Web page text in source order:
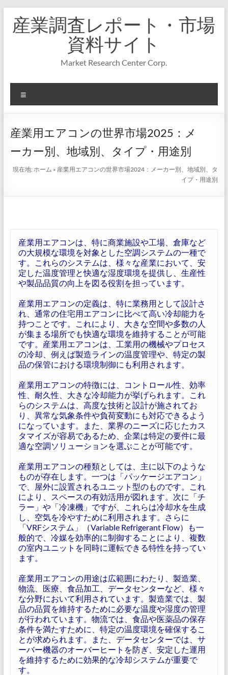
キ
プ
産業調査レポート・市場
資料サイト
Market Research Center Corp.
ニ
ー
産業用エアコンの世界市場2025：メ
ーカー別、地域別、タイプ・用途別
現在地:ホーム » 産業用エアコンの世界市場2024：メーカー別、地域別、タ
イプ・用途別
産業用エアコンは、特に商業施設や工場、倉庫など
の大規模な環境を対象とした空調システムの一種で
す。これらのシステムは、様々な産業において、安
定した温度管理と快適な湿度環境を提供し、生産性
や製品品質の向上を図る役割を担っています。
産業用エアコンの定義は、特に業務用として設計さ
れ、通常の住宅用エアコンに比べて高い冷却能力を
持つことです。これにより、大きな空間や多数の人
が集まる場所でも快適な環境を維持することが可能
です。産業用エアコンは、工業用の機械やプロセス
の冷却、例えば製造ラインの温度管理や、特定の製
品の保管における環境制御にも利用されます。
産業用エアコンの特徴には、コントロール性、効率
性、耐久性、大きな冷却能力が挙げられます。これ
らのシステムは、高度な技術と設計が施されてお
り、異常な気象条件や負荷変動にも対応できるよう
になっています。また、業界のニーズに応じたカス
タマイズが容易であるため、企業は特定の要件に最
適な空調ソリューションを選ぶことが可能です。
産業用エアコンの種類としては、主に以下のような
ものが存在します。一つは「パッケージエアコン」
で、屋外に設置されるユニット型のものです。これ
により、スペースの有効活用が図れます。次に「チ
ラー」や「冷凍機」ですが、これらは冷却水を生成
し、空気を冷やすために利用されます。さらに
「VRFシステム」（Variable Refrigerant Flow）も一
般的で、冷媒を効率的に制御することにより、複数
の室内ユニットを同時に運転できる特性を持ってい
ます。
産業用エアコンの用途は広範囲にわたり、製造業、
物流、医療、食品加工、データセンターなど、様々
な分野において利用されています。製造業では、製
品の品質を維持するために必要な温度や湿度の管理
が行われています。物流では、食品や医薬品の保存
条件を満たすために、特定の温度環境を確保するこ
とが求められます。また、データセンターでは、サ
ーバー機器のオーバーヒートを防ぎ、安定した運用
を維持するために効果的な冷却システムが重要で
す。